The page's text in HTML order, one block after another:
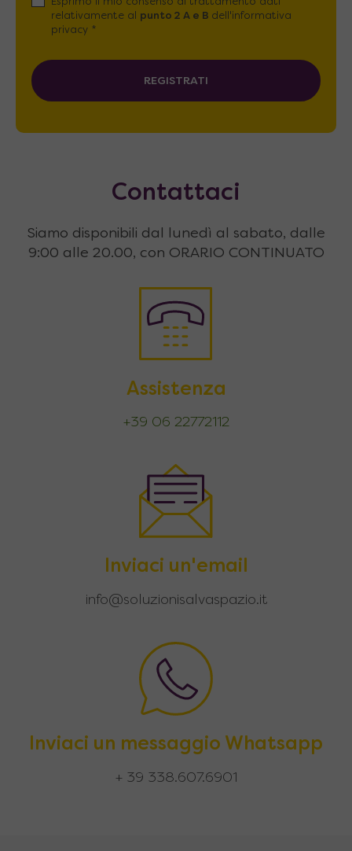
Esprimo il mio consenso al trattamento dati
relativamente al punto 2 A e B dell'informativa
privacy *
REGISTRATI
Contattaci
Siamo disponibili dal lunedì al sabato, dalle
9:00 alle 20.00, con ORARIO CONTINUATO
Assistenza
+39 06 22772112
Inviaci un'email
info@soluzionisalvaspazio.it
Inviaci un messaggio Whatsapp
+ 39 338.607.6901